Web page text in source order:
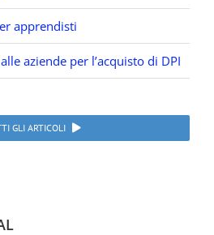
apprendisti
aziende per l’acquisto di DPI
GLI ARTICOLI